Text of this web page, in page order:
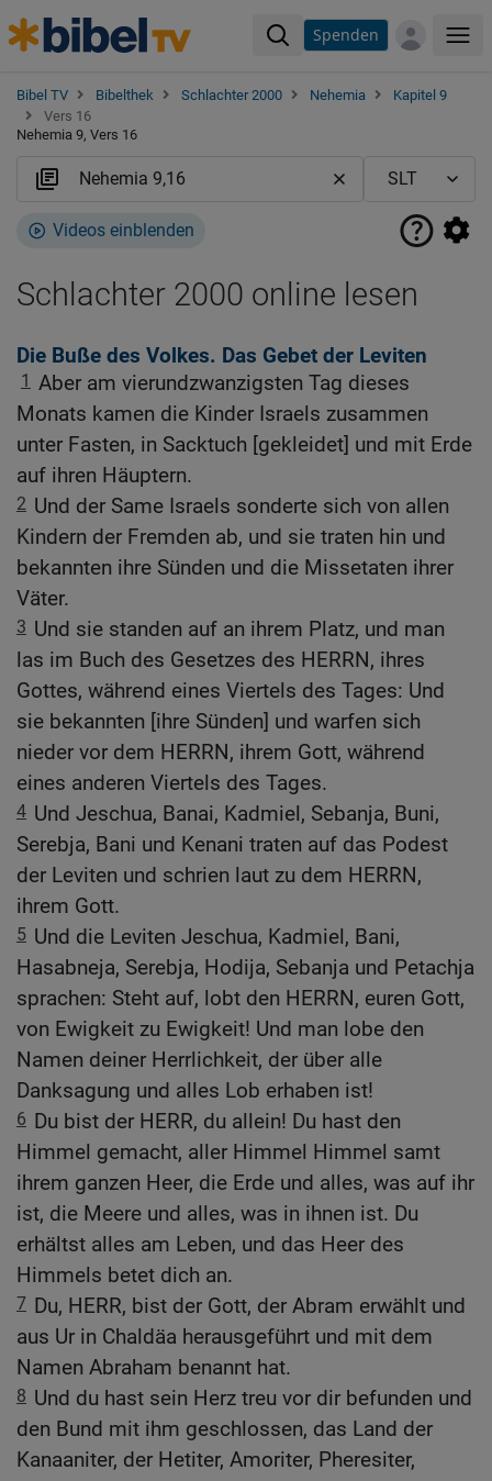
Spenden
Bibel TV Bibelthek Schlachter 2000 Nehemia
Kapitel 9
Vers 16
Nehemia 9, Vers 16
Videos einblenden
Schlachter 2000 online lesen
Die Buße des Volkes. Das Gebet der Leviten
1 Aber am vierundzwanzigsten Tag dieses
Monats kamen die Kinder Israels zusammen
unter Fasten, in Sacktuch [gekleidet] und mit Erde
auf ihren Häuptern.
2 Und der Same Israels sonderte sich von allen
Kindern der Fremden ab, und sie traten hin und
bekannten ihre Sünden und die Missetaten ihrer
Väter.
3 Und sie standen auf an ihrem Platz, und man
las im Buch des Gesetzes des HERRN, ihres
Gottes, während eines Viertels des Tages: Und
sie bekannten [ihre Sünden] und warfen sich
nieder vor dem HERRN, ihrem Gott, während
eines anderen Viertels des Tages.
4 Und Jeschua, Banai, Kadmiel, Sebanja, Buni,
Serebja, Bani und Kenani traten auf das Podest
der Leviten und schrien laut zu dem HERRN,
ihrem Gott.
5 Und die Leviten Jeschua, Kadmiel, Bani,
Hasabneja, Serebja, Hodija, Sebanja und Petachja
sprachen: Steht auf, lobt den HERRN, euren Gott,
von Ewigkeit zu Ewigkeit! Und man lobe den
Namen deiner Herrlichkeit, der über alle
Danksagung und alles Lob erhaben ist!
6 Du bist der HERR, du allein! Du hast den
Himmel gemacht, aller Himmel Himmel samt
ihrem ganzen Heer, die Erde und alles, was auf ihr
ist, die Meere und alles, was in ihnen ist. Du
erhältst alles am Leben, und das Heer des
Himmels betet dich an.
7 Du, HERR, bist der Gott, der Abram erwählt und
aus Ur in Chaldäa herausgeführt und mit dem
Namen Abraham benannt hat.
8 Und du hast sein Herz treu vor dir befunden und
den Bund mit ihm geschlossen, das Land der
Kanaaniter, der Hetiter, Amoriter, Pheresiter,